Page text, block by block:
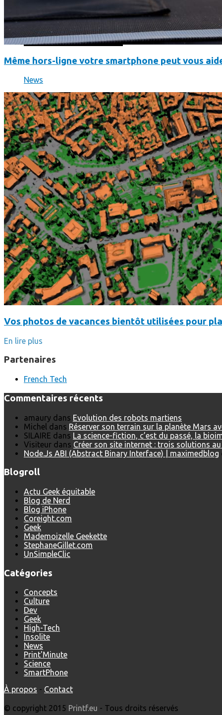
Même hors-ligne votre smartphone peut vous
News
Vos photos de vacances bientôt utilisées pour
En lire plus
Partenaires
French Tech
Commentaires récents
amaury dans Evolution des robots martiens
Michel dans Réserver son terrain sur la planète Mars
SILAIRE dans La science-fiction, c’est du passé, la
Visiteur dans Créer son site internet : trois solutions au
Node.Js ABI (Abstract Binary Interface) | maximedblog
Blogroll
Actu Geek équitable
Blog de Nerd
Blog iPhone
Coreight.com
Geek
Mademoizelle Geekette
StephaneGillet.com
UnSimpleClic
Catégories
Concepts
Culture
Dev
Geek
High-Tech
Insolite
News
Print'Minute
Science
SmartPhone
À propos - Contact
© copyright 2015 Printf.eu - Tous droits réservés